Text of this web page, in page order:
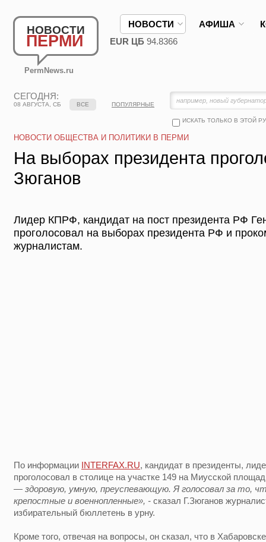
НОВОСТИ
ПЕРМИ
PermNews.ru
НОВОСТИ АФИША
EUR ЦБ 94.8366
СЕГОДНЯ:
08 АВГУСТА, СБ
ИСКАТЬ ТОЛЬКО В ЭТОЙ
ВСЕ ПОПУЛЯРНЫЕ
НОВОСТИ ОБЩЕСТВА И ПОЛИТИКИ В ПЕРМИ
На выборах президента
Зюганов
Лидер КПРФ, кандидат на пост президента РФ
проголосовал на выборах президента РФ и
журналистам.
По информации INTERFAX.RU, кандидат в президенты,
проголосовал в столице на участке 149 на Миусской
— здоровую, умную, преуспевающую. Я голосовал за то,
крепостные и военнопленные», - сказал Г.Зюганов
избирательный бюллетень в урну.
Кроме того, отвечая на вопросы, он сказал, что в